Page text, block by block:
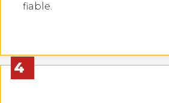
fiable.
4